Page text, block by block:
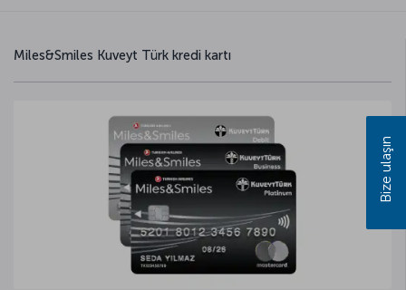
Miles&Smiles Kuveyt Türk kredi kartı
Bize ulaşın